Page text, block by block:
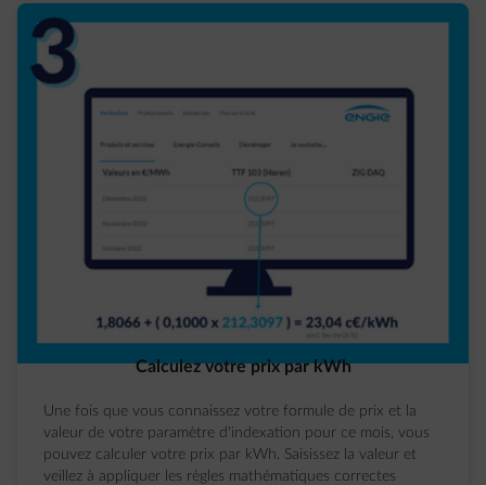
Calculez votre prix par kWh
Une fois que vous connaissez votre formule de prix et la
valeur de votre paramètre d'indexation pour ce mois, vous
pouvez calculer votre prix par kWh. Saisissez la valeur et
veillez à appliquer les règles mathématiques correctes